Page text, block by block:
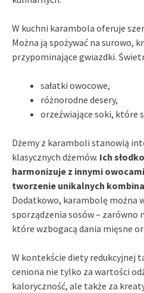
W kuchni karambola oferuje
Można ją spożywać na surowo,
przypominające gwiazdki.
sałatki owocowe,
różnorodne desery,
orzeźwiające soki, które
Dżemy z karamboli stanowią
klasycznych dżemów. Ich
harmonizuje z innymi
tworzenie unikalnych
Dodatkowo, karambolę można
sporządzenia sosów – zarówno
które wzbogacą dania mięsne
W kontekście diety redukcyjnej
ceniona nie tylko za wartości
kaloryczność, ale także za